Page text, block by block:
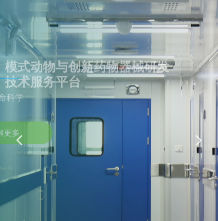
模式动物与创新药物器械研发
技术服务平台
了解更多
灵筑科研产业桥梁 赋能生命科学
넳 넲